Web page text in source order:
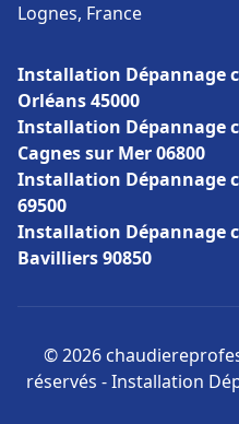
Lognes, France
Installation Dépannage
Orléans 45000
Installation Dépannage
Cagnes sur Mer 06800
Installation Dépannage
69500
Installation Dépannage
Bavilliers 90850
© 2026
réservés - Installation